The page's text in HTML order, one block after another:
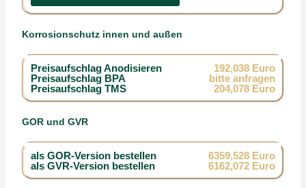
Korrosionschutz innen und außen
Preisaufschlag Anodisieren
192,038 Euro
Preisaufschlag BPA
bitte anfragen
Preisaufschlag TMS
204,078 Euro
GOR und GVR
als GOR-Version bestellen
6359,528 Euro
als GVR-Version bestellen
6162,072 Euro